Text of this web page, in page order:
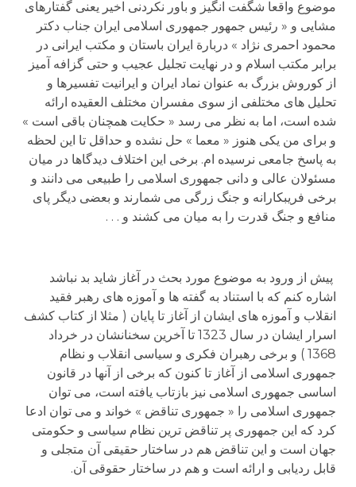
موضوع واقعا شگفت انگیز و باور نکردنی اخیر یعنی گفتارهای
مشایی و « رئیس جمهور جمهوری اسلامی ایران جناب دکتر
محمود احمری نژاد » دربارة ایران باستان و مکتب ایرانی در
برابر مکتب اسلام و در نهایت تجلیل عجیب و حتی گزافه آمیز
از کوروش بزرگ به عنوان نماد ایران و ایرانیت تفسیرها و
تحلیل های مختلفی از سوی مفسران مختلف العقیده ارائه
شده است، اما به نظر می رسد « حکایت همچنان باقی است »
و برای من یکی هنوز « معما » حل نشده و حداقل تا این لحظه
به پاسخ جامعی نرسیده ام. برخی این اختلاف دیدگاها در میان
مسئولان عالی و دانی جمهوری اسلامی را طبیعی می دانند و
برخی فریبکارانه و جنگ زرگی می شمارند و بعضی دیگر پای
منافع و جنگ قدرت را به میان می کشند و . . .
پیش از ورود به موضوع مورد بحث در آغاز شاید بد نباشد
اشاره کنم که با استناد به گفته ها و آموزه های رهبر فقید
انقلاب و آموزه های ایشان از آغاز تا پایان ( مثلا از کتاب کشف
اسرار ایشان در سال 1323 تا آخرین سخنانشان در خرداد
1368 ) و برخی رهبران فکری و سیاسی انقلاب و نظام
جمهوری اسلامی از آغاز تا کنون که برخی از آنها در قانون
اساسی جمهوری اسلامی نیز بازتاب یافته است، می توان
جمهوری اسلامی را « جمهوری تناقض » خواند و می توان ادعا
کرد که این جمهوری پر تناقض ترین نظام سیاسی و حکومتی
جهان است و این تناقض هم در ساختار حقیقی آن متجلی و
قابل ردیابی و ارائه است و هم در ساختار حقوقی آن.